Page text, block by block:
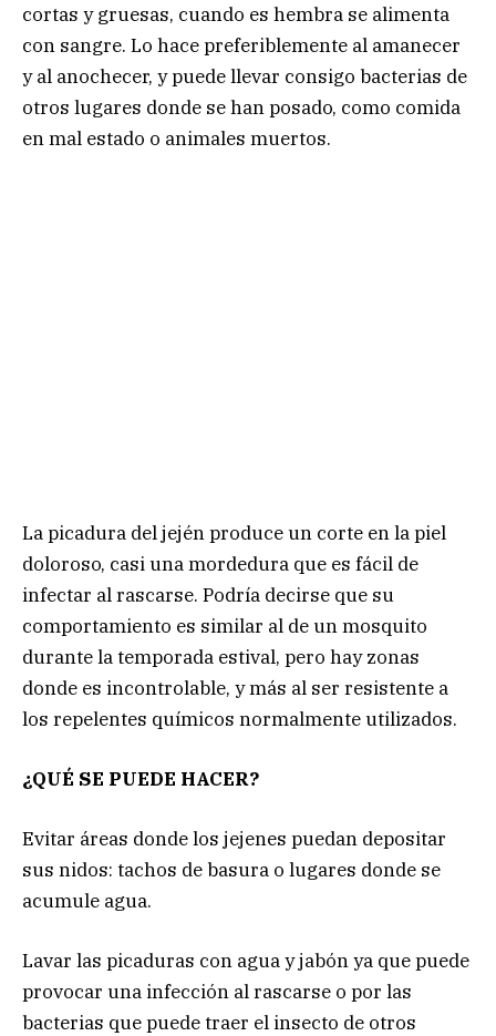
cortas y gruesas, cuando es hembra se alimenta
con sangre. Lo hace preferiblemente al amanecer
y al anochecer, y puede llevar consigo bacterias de
otros lugares donde se han posado, como comida
en mal estado o animales muertos.
La picadura del jején produce un corte en la piel
doloroso, casi una mordedura que es fácil de
infectar al rascarse. Podría decirse que su
comportamiento es similar al de un mosquito
durante la temporada estival, pero hay zonas
donde es incontrolable, y más al ser resistente a
los repelentes químicos normalmente utilizados.
¿QUÉ SE PUEDE HACER?
Evitar áreas donde los jejenes puedan depositar
sus nidos: tachos de basura o lugares donde se
acumule agua.
Lavar las picaduras con agua y jabón ya que puede
provocar una infección al rascarse o por las
bacterias que puede traer el insecto de otros